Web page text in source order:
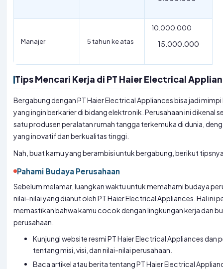
Manajer 5 tahun ke atas
10.000.000
15.000.000
Tips Mencari Kerja di PT Haier Electrical
Bergabung dengan PT Haier Electrical Appliances bisa jadi
yang ingin berkarier di bidang elektronik. Perusahaan ini dikenal
satu produsen peralatan rumah tangga terkemuka di dunia,
yang inovatif dan berkualitas tinggi.
Nah, buat kamu yang berambisi untuk bergabung, berikut
Pahami Budaya Perusahaan
Sebelum melamar, luangkan waktu untuk memahami budaya
nilai-nilai yang dianut oleh PT Haier Electrical Appliances. Hal ini
memastikan bahwa kamu cocok dengan lingkungan kerja dan
perusahaan.
Kunjungi website resmi PT Haier Electrical Appliances dan
tentang misi, visi, dan nilai-nilai perusahaan.
Baca artikel atau berita tentang PT Haier Electrical